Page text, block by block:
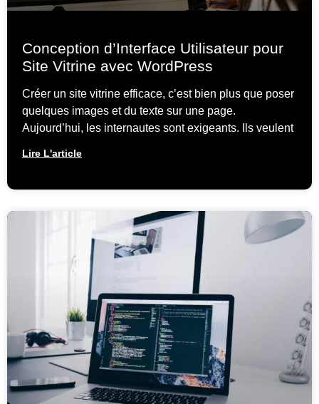
Conception d’Interface Utilisateur pour
Site Vitrine avec WordPress
Créer un site vitrine efficace, c’est bien plus que poser
quelques images et du texte sur une page.
Aujourd’hui, les internautes sont exigeants. Ils veulent
Lire L'article